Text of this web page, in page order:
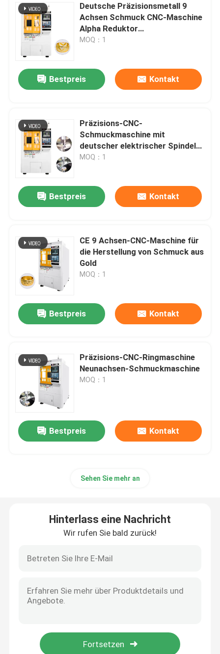
Deutsche Präzisionsmetall 9
Achsen Schmuck CNC-Maschine
Alpha Reduktor
Steuerungssystem
MOQ：1
Bestpreis Kontakt
Präzisions-CNC-
Schmuckmaschine mit
deutscher elektrischer Spindel
Silberring Cnc G9-550B
MOQ：1
Bestpreis Kontakt
CE 9 Achsen-CNC-Maschine für
die Herstellung von Schmuck aus
Gold
MOQ：1
Bestpreis Kontakt
Präzisions-CNC-Ringmaschine
Neunachsen-Schmuckmaschine
MOQ：1
Bestpreis Kontakt
Sehen Sie mehr an
Hinterlass eine Nachricht
Wir rufen Sie bald zurück!